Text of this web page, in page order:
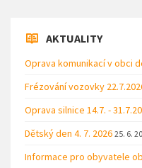
AKTUALITY
Oprava komunikací v obci
Frézování vozovky
Oprava silnice 14.7. -
Dětský den 4. 7. 2026 25. 6.
Informace pro obyvatele